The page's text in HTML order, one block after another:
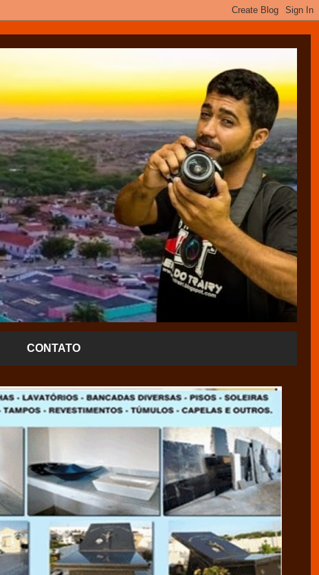
CONTATO